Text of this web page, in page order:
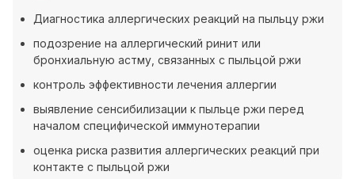
Диагностика аллергических реакций на пыльцу ржи
подозрение на аллергический ринит или
бронхиальную астму, связанных с пыльцой ржи
контроль эффективности лечения аллергии
выявление сенсибилизации к пыльце ржи перед
началом специфической иммунотерапии
оценка риска развития аллергических реакций при
контакте с пыльцой ржи